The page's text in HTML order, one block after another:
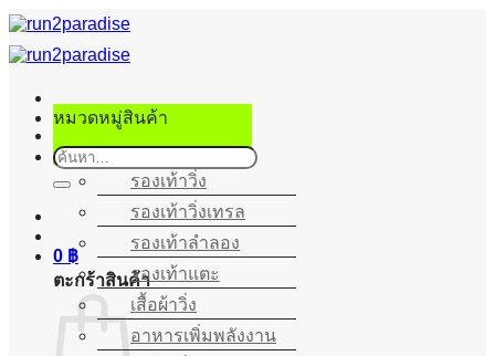
ข้าม
ไป
เนื้อหา
ค้นหา:
0 ฿
ตะกร้าสินค้า
หมวดหมู่สินค้า
รองเท้าวิ่ง
รองเท้าวิ่งเทรล
รองเท้าลำลอง
รองเท้าแตะ
เสื้อผ้าวิ่ง
อาหารเพิ่มพลังงาน